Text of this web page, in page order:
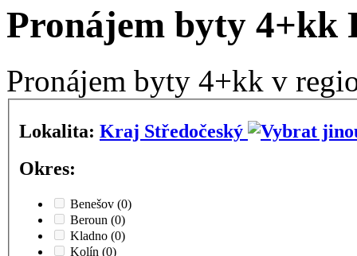
Pronájem byty 4+kk
Pronájem byty 4+kk v
Lokalita:
Kraj Středočeský
Okres:
Benešov (0)
Beroun (0)
Kladno (0)
Kolín (0)